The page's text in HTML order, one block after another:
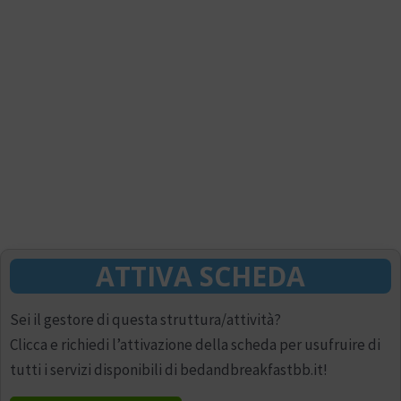
ATTIVA SCHEDA
Sei il gestore di questa struttura/attività?
Clicca e richiedi l’attivazione della scheda per usufruire di
tutti i servizi disponibili di bedandbreakfastbb.it!